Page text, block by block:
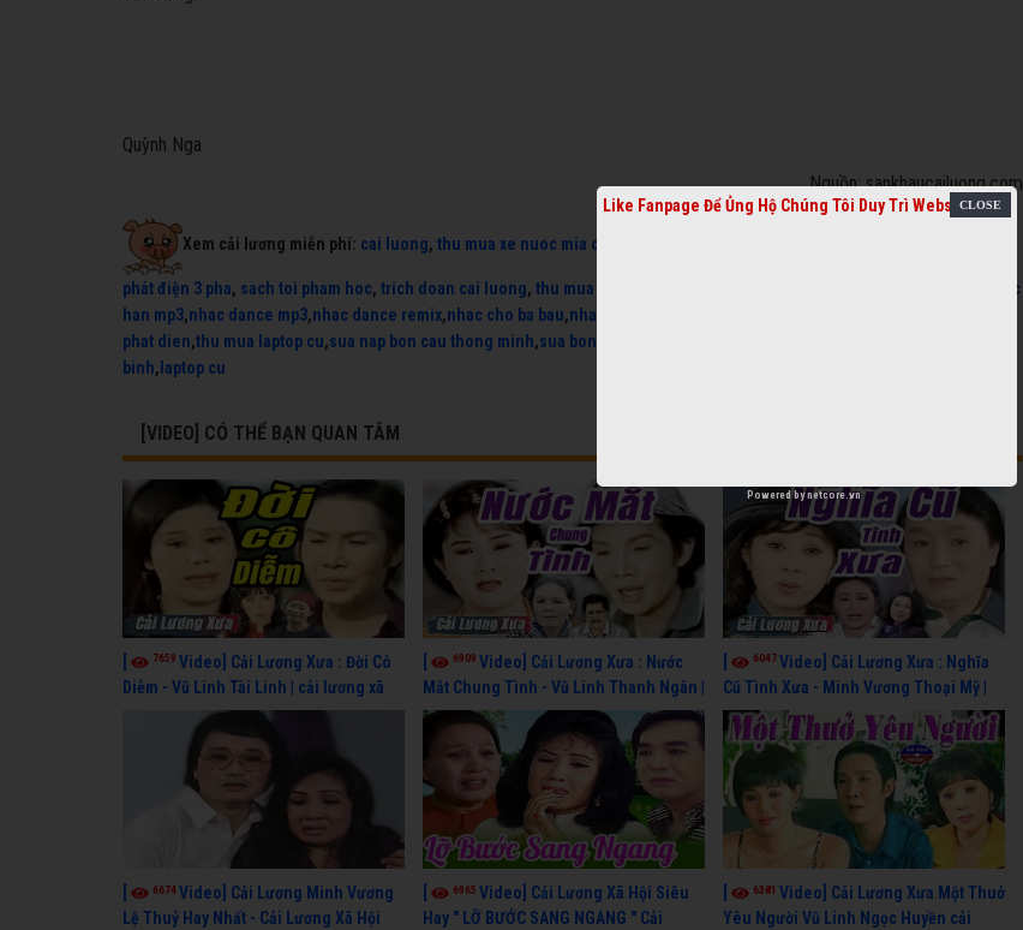
Quỳnh Nga
Nguồn: sankhaucailuong.com
Xem cải lương miễn phí: cai luong, thu mua xe nuoc mia cu
phát điện 3 pha, sach toi pham hoc, trich doan cai luong, thu mua may lanh cu
nhac
han mp3,nhac dance mp3,nhac dance remix,nhac cho ba bau,nhac dong que mp3
phat dien,thu mua laptop cu,sua nap bon cau thong minh,sua bon cau thong minh
binh, laptop cu
[VIDEO] CÓ THỂ BẠN QUAN TÂM
7659 Video] Cải Lương Xưa : Đời Cô
Diễm - Vũ Linh Tài Linh | cải lương xã
hội hay nhất
6909 Video] Cải Lương Xưa : Nước
Mắt Chung Tình - Vũ Linh Thanh Ngân |
cải lương xã hội hay nhất
6047Video] Cải Lương Xưa : Nghĩa
Cũ Tình Xưa - Minh Vương Thoại Mỹ |
cải lương xã hội hay nhất
6674Video] Cải Lương Minh Vương
Lệ Thuỷ Hay Nhất - Cải Lương Xã Hội
6965 Video] Cải Lương Xã Hội Siêu
Hay " LỠ BƯỚC SANG NGANG " Cải
6381 Video] Cải Lương Xưa Một Thuở
Yêu Người Vũ Linh Ngọc Huyền cải
Like Fanpage Để Ủng Hộ Chúng Tôi Duy Trì Website
Powered bynetcore.vn